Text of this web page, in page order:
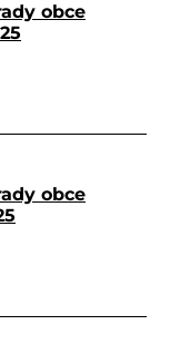
obce
obce